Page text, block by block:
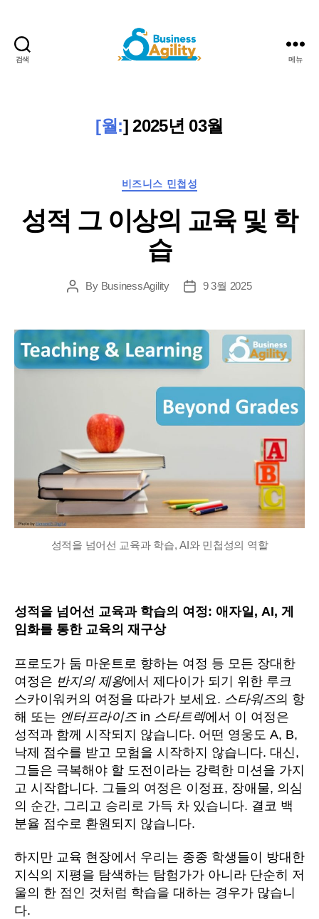
검색
스
민
+AI
메뉴
[월:]2025년 03월
카
고
리
비즈니스 민첩성
성적 그 이상의 교육 및 학
습
게
작
성
자
By BusinessAgility
게
짜
9 3월 2025
성적을 넘어선 교육과 학습, AI와 민첩성의 역할
성적을 넘어선 교육과 학습의 여정: 애자일, AI, 게
임화를 통한 교육의 재구상
프로도가 둠 마운트로 향하는 여정 등 모든 장대한
여정은 반지의 제왕에서 제다이가 되기 위한 루크
스카이워커의 여정을 따라가 보세요. 스타워즈의 항
해 또는 엔터프라이즈 in 스타트렉에서 이 여정은
성적과 함께 시작되지 않습니다. 어떤 영웅도 A, B,
낙제 점수를 받고 모험을 시작하지 않습니다. 대신,
그들은 극복해야 할 도전이라는 강력한 미션을 가지
고 시작합니다. 그들의 여정은 이정표, 장애물, 의심
의 순간, 그리고 승리로 가득 차 있습니다. 결코 백
분율 점수로 환원되지 않습니다.
하지만 교육 현장에서 우리는 종종 학생들이 방대한
지식의 지평을 탐색하는 탐험가가 아니라 단순히 저
울의 한 점인 것처럼 학습을 대하는 경우가 많습니
다.